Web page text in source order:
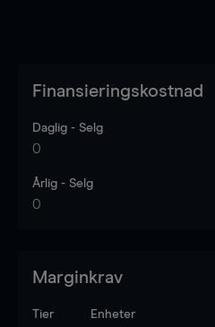
Finansieringskostnad
Daglig - Selg
0
Årlig - Selg
0
Marginkrav
Tier Enheter